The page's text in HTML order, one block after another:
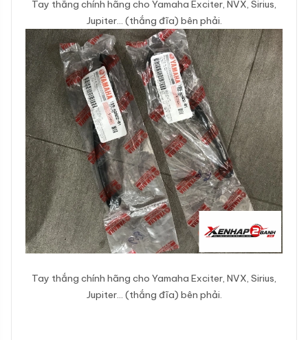
Tay thắng chính hãng cho Yamaha Exciter, NVX, Sirius,
Jupiter… (thắng đĩa) bên phải.
Tay thắng chính hãng cho Yamaha Exciter, NVX, Sirius,
Jupiter… (thắng đĩa) bên phải.